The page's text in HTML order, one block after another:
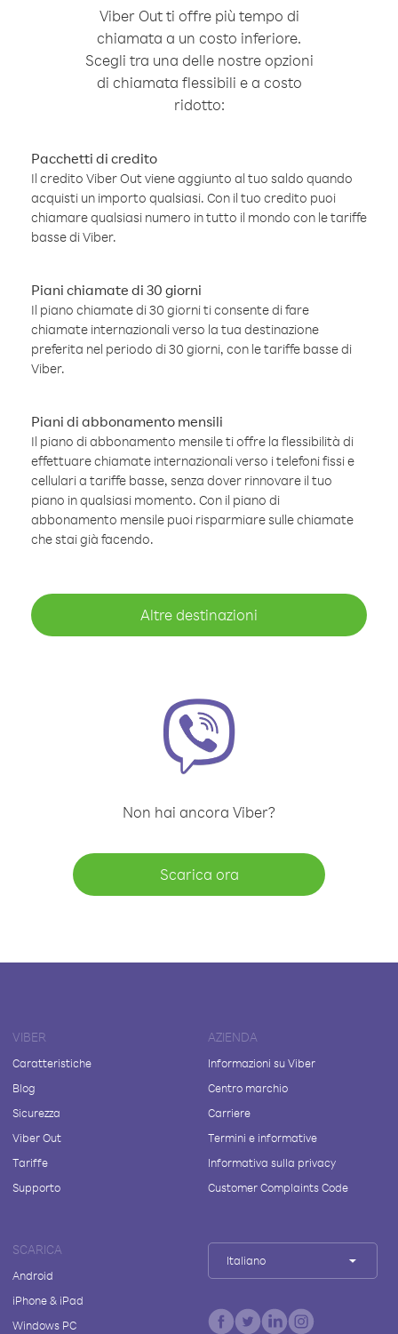
Viber Out ti offre più tempo di
chiamata a un costo inferiore.
Scegli tra una delle nostre opzioni
di chiamata flessibili e a costo
ridotto:
Pacchetti di credito
Il credito Viber Out viene aggiunto al tuo saldo quando
acquisti un importo qualsiasi. Con il tuo credito puoi
chiamare qualsiasi numero in tutto il mondo con le tariffe
basse di Viber.
Piani chiamate di 30 giorni
Il piano chiamate di 30 giorni ti consente di fare
chiamate internazionali verso la tua destinazione
preferita nel periodo di 30 giorni, con le tariffe basse di
Viber.
Piani di abbonamento mensili
Il piano di abbonamento mensile ti offre la flessibilità di
effettuare chiamate internazionali verso i telefoni fissi e
cellulari a tariffe basse, senza dover rinnovare il tuo
piano in qualsiasi momento. Con il piano di
abbonamento mensile puoi risparmiare sulle chiamate
che stai già facendo.
Altre destinazioni
Non hai ancora Viber?
Scarica ora
VIBER
Caratteristiche
Blog
Sicurezza
Viber Out
Tariffe
Supporto
AZIENDA
Informazioni su Viber
Centro marchio
Carriere
Termini e informative
Informativa sulla privacy
Customer Complaints Code
SCARICA
Android
iPhone & iPad
Windows PC
Italiano